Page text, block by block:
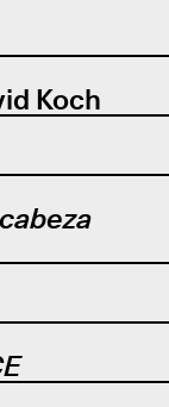
Koch